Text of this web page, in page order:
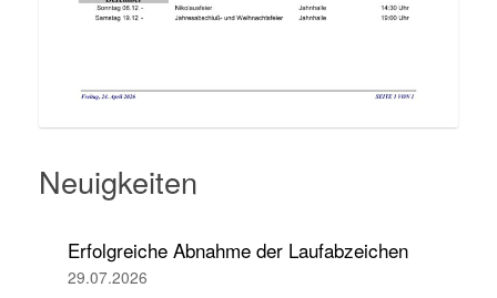
Neuigkeiten
Erfolgreiche Abnahme der Laufabzeichen
29.07.2026